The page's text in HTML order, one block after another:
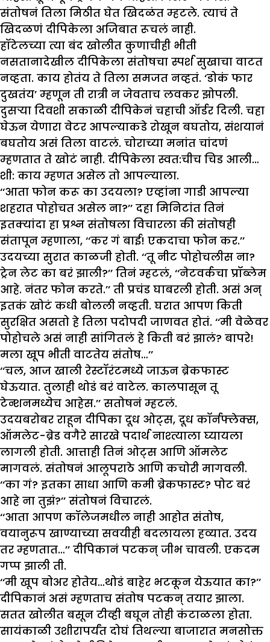
संतोषनं तिला मिठीत घेत खिदळंत म्हटले. त्याचं ते
खिदळणं दीपिकेला अजिबात रूचलं नाही.
हॉटेलच्या त्या बंद खोलीत कुणाचीही भीती
नसतानादेखील दीपिकेला संतोषचा स्पर्श सुखाचा वाटत
नव्हता. काय होतंय ते तिला समजत नव्हतं. ‘डोकं फार
दुखतंय’ म्हणून ती रात्री न जेवताच लवकर झोपली.
दुसऱ्या दिवशी सकाळी दीपिकेनं चहाची ऑर्डर दिली. चहा
घेऊन येणारा वेटर आपल्याकडे रोखून बघतोय, संशयानं
बघतोय असं तिला वाटलं. चोराच्या मनांत चांदणं
म्हणतात ते खोटं नाही. दीपिकेला स्वत:चीच चिड आली…
शी: काय म्हणत असेल तो आपल्याला.
‘‘आता फोन करू का उदयला? एव्हांना गाडी आपल्या
शहरात पोहोचत असेल ना?’’ दहा मिनिटांत तिनं
इतक्यांदा हा प्रश्न संतोषला विचारला की संतोषही
संतापून म्हणाला, ‘‘कर गं बाई! एकदाचा फोन कर.’’
उदयच्या सुरात काळजी होती. ‘‘तू नीट पोहोचलीस ना?
ट्रेन लेट का बरं झाली?’’ तिनं म्हटलं, ‘‘नेटवर्कचा प्रॉब्लेम
आहे. नंतर फोन करते.’’ ती प्रचंड घाबरली होती. असं अन्
इतकं खोटं कधी बोलली नव्हती. घरात आपण किती
सुरक्षित असतो हे तिला पदोपदी जाणवत होतं. ‘‘मी वेळेवर
पोहोचले असं नाही सांगितलं हे किती बरं झालं? बापरे!
मला खूप भीती वाटतेय संतोष…’’
‘‘चल, आज खाली रेस्टॉरंटमध्ये जाऊन ब्रेकफास्ट
घेऊयात. तुलाही थोडं बरं वाटेल. कालपासून तू
टेन्शनमध्येच आहेस.’’ सतोषनं म्हटलं.
उदयबरोबर राहून दीपिका दूध ओट्स, दूध कॉर्नफ्लेक्स,
ऑमलेट-ब्रेड वगैरे सारखे पदार्थ नाश्त्याला घ्यायला
लागली होती. आत्ताही तिनं ओट्स आणि ऑमलेट
मागवलं. संतोषनं आलूपराठे आणि कचोरी मागवली.
‘‘का गं? इतका साधा आणि कमी ब्रेकफास्ट? पोट बरं
आहे ना तुझं?’’ संतोषनं विचारलं.
‘‘आता आपण कॉलेजमधील नाही आहोत संतोष,
वयानुरूप खाण्याच्या सवयीही बदलायला हव्यात. उदय
तर म्हणतात…’’ दीपिकानं पटकन् जीभ चावली. एकदम
गप्प झाली ती.
‘‘मी खूप बोअर होतेय…थोडं बाहेर भटकून येऊयात का?’’
दीपिकानं असं म्हणताच संतोष पटकन् तयार झाला.
सतत खोलीत बसून टीव्ही बघून तोही कंटाळला होता.
सायंकाळी उशीरापर्यंत दोघं तिथल्या बाजारात मनसोक्त